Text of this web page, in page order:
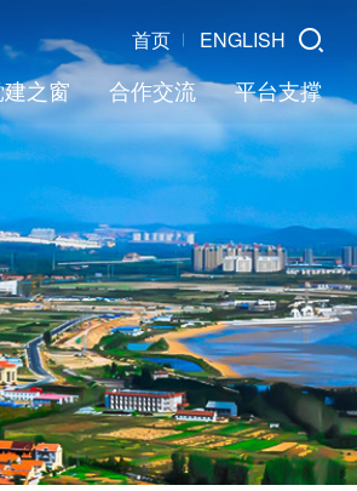
首页 ENGLISH
之窗 合作交流 平台支撑